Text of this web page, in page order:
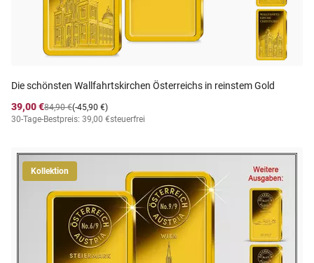
Die schönsten Wallfahrtskirchen Österreichs in reinstem Gold
39,00 €
(-45,90 €)
84,90 €
30-Tage-Bestpreis: 39,00 €steuerfrei
Kollektion